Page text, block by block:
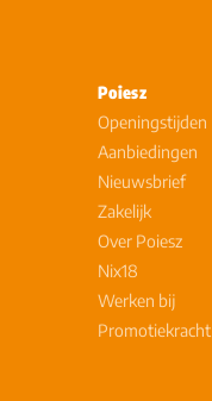
Poiesz
Openingstijden
Aanbiedingen
Nieuwsbrief
Zakelijk
Over Poiesz
Nix18
Werken bij
Promotiekracht